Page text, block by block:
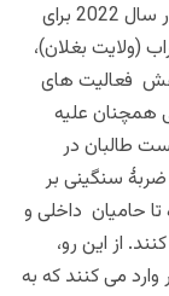
این در حالی است که‌ تمام تلاش های طالبان ، در سال 2022 برای
(ولایت بغلان)،
فعالیت های
همچنان علیه
طالبان در
سنگینی بر
حامیان داخلی و
از این رو،
وارد می کنند که به